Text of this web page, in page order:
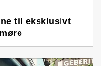
til eksklusivt